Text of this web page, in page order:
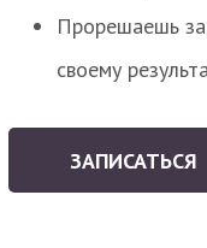
Прорешаешь
своему
ЗАПИСАТЬСЯ